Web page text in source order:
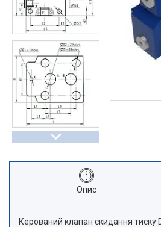
Запчастини до
навантажувачів
Опис
Керований клапан скидання тиску